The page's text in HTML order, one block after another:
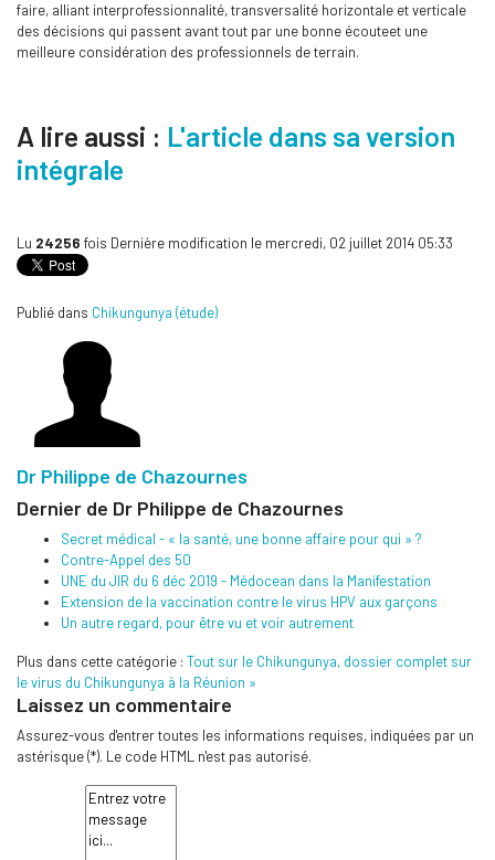
faire, alliant interprofessionnalité, transversalité horizontale et verticale
des décisions qui passent avant tout par une bonne écouteet une
meilleure considération des professionnels de terrain.
A lire aussi : L'article dans sa version
intégrale
Lu 24256 fois Dernière modification le mercredi, 02 juillet 2014 05:33
Publié dans Chikungunya (étude)
Dr Philippe de Chazournes
Dernier de Dr Philippe de Chazournes
Secret médical - « la santé, une bonne affaire pour qui » ?
Contre-Appel des 50
UNE du JIR du 6 déc 2019 - Médocean dans la Manifestation
Extension de la vaccination contre le virus HPV aux garçons
Un autre regard, pour être vu et voir autrement
Plus dans cette catégorie : Tout sur le Chikungunya, dossier complet sur
le virus du Chikungunya à la Réunion »
Laissez un commentaire
Assurez-vous d'entrer toutes les informations requises, indiquées par un
astérisque (*). Le code HTML n'est pas autorisé.